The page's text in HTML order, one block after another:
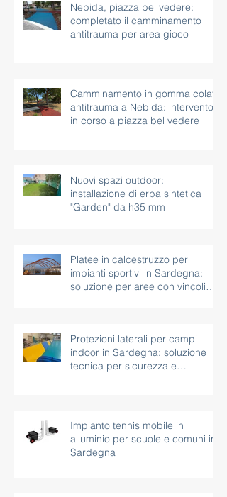
Nebida, piazza bel vedere:
completato il camminamento
antitrauma per area gioco
Camminamento in gomma colata
antitrauma a Nebida: intervento
in corso a piazza bel vedere
Nuovi spazi outdoor:
installazione di erba sintetica
"Garden" da h35 mm
Platee in calcestruzzo per
impianti sportivi in Sardegna:
soluzione per aree con vincoli
Protezioni laterali per campi
indoor in Sardegna: soluzione
tecnica per sicurezza e
Impianto tennis mobile in
alluminio per scuole e comuni in
Sardegna